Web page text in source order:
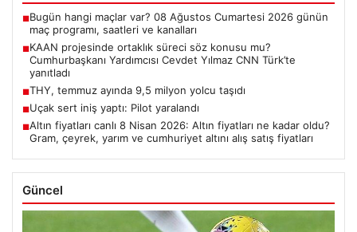
■Bugün hangi maçlar var? 08 Ağustos Cumartesi 2026 günün
maç programı, saatleri ve kanalları
■KAAN projesinde ortaklık süreci söz konusu mu?
Cumhurbaşkanı Yardımcısı Cevdet Yılmaz CNN Türk’te
yanıtladı
■THY, temmuz ayında 9,5 milyon yolcu taşıdı
■Uçak sert iniş yaptı: Pilot yaralandı
■Altın fiyatları canlı 8 Nisan 2026: Altın fiyatları ne kadar oldu?
Gram, çeyrek, yarım ve cumhuriyet altını alış satış fiyatları
Güncel